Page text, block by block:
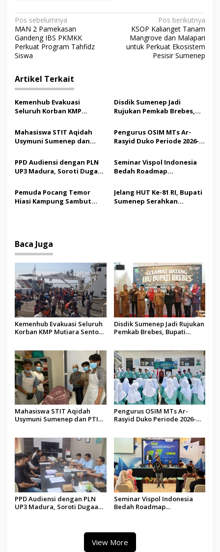
N
a
v
i
g
a
s
i
p
o
s
Pos sebelumnya
MAN 2 Pamekasan
Gandeng IBS PKMKK
Perkuat Program Tahfidz
Siswa
Pos berikutnya
KSOP Kalianget Tanam
Mangrove dan Malapari
untuk Perkuat Ekosistem
Pesisir Sumenep
Artikel Terkait
Kemenhub Evakuasi
Seluruh Korban KMP
Operator Diaudit
Disdik Sumenep Jadi
Rujukan Pemkab Brebes,
Pendidikan Berbasis
Budaya
Mahasiswa STIT Aqidah
Usymuni Sumenep dan
Jenazah WNI Asal Aceh di
Malaysia
Pengurus OSIM MTs Ar-
Rasyid Duko Periode 2026-
PPD Audiensi dengan PLN
UP3 Madura, Soroti Dugaan
Listrik Desa di Sumenep
Seminar Vispol Indonesia
Bedah Roadmap
Pendidikan dan Hilirisasi
Jadi Kunci
Pemuda Pocang Temor
Hiasi Kampung Sambut
Jelang HUT Ke-81 RI, Bupati
Sumenep Serahkan
Baca Juga
Kemenhub Evakuasi Seluruh
Korban KMP Mutiara Sentosa
Disdik Sumenep Jadi Rujukan
Pemkab Brebes, Bupati
Mahasiswa STIT Aqidah
Usymuni Sumenep dan PTIQ
Pengurus OSIM MTs Ar-
Rasyid Duko Periode 2026-
PPD Audiensi dengan PLN
UP3 Madura, Soroti Dugaan
Seminar Vispol Indonesia
Bedah Roadmap
Jadi Kunci
View More